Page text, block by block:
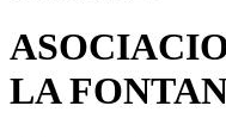
LA